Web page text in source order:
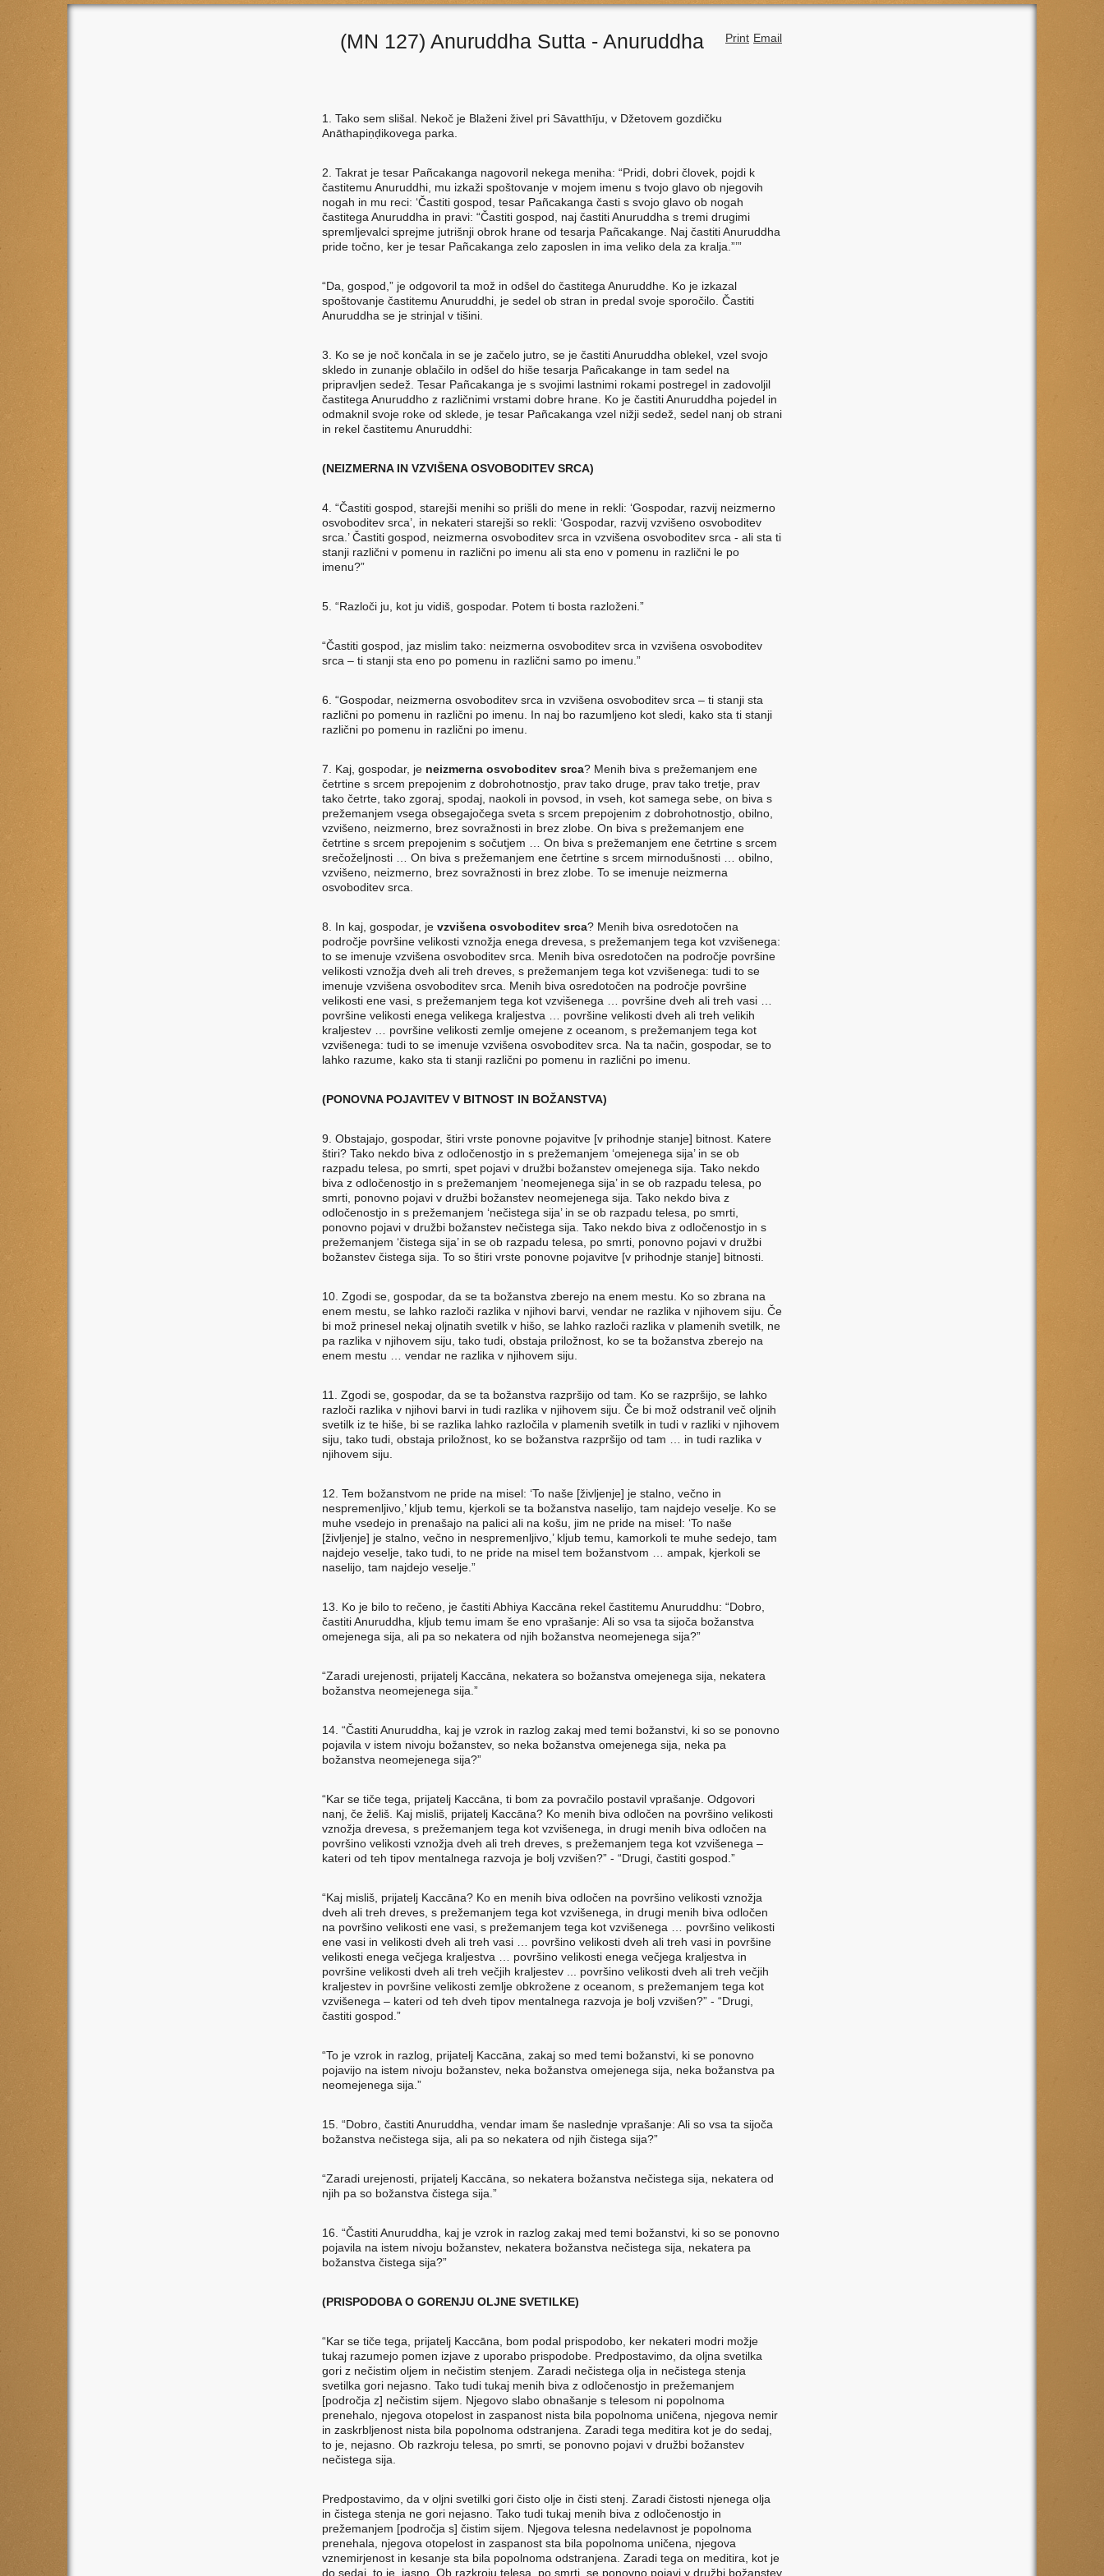
Email
Print
(MN 127) Anuruddha Sutta - Anuruddha
1. Tako sem slišal. Nekoč je Blaženi živel pri Sāvatthīju, v Džetovem gozdičku
Anāthapiṇḍikovega parka.
2. Takrat je tesar Pañcakanga nagovoril nekega meniha: “Pridi, dobri človek, pojdi k
častitemu Anuruddhi, mu izkaži spoštovanje v mojem imenu s tvojo glavo ob njegovih
nogah in mu reci: ‘Častiti gospod, tesar Pañcakanga časti s svojo glavo ob nogah
častitega Anuruddha in pravi: “Častiti gospod, naj častiti Anuruddha s tremi drugimi
spremljevalci sprejme jutrišnji obrok hrane od tesarja Pañcakange. Naj častiti Anuruddha
pride točno, ker je tesar Pañcakanga zelo zaposlen in ima veliko dela za kralja.”’”
“Da, gospod,” je odgovoril ta mož in odšel do častitega Anuruddhe. Ko je izkazal
spoštovanje častitemu Anuruddhi, je sedel ob stran in predal svoje sporočilo. Častiti
Anuruddha se je strinjal v tišini.
3. Ko se je noč končala in se je začelo jutro, se je častiti Anuruddha oblekel, vzel svojo
skledo in zunanje oblačilo in odšel do hiše tesarja Pañcakange in tam sedel na
pripravljen sedež. Tesar Pañcakanga je s svojimi lastnimi rokami postregel in zadovoljil
častitega Anuruddho z različnimi vrstami dobre hrane. Ko je častiti Anuruddha pojedel in
odmaknil svoje roke od sklede, je tesar Pañcakanga vzel nižji sedež, sedel nanj ob strani
in rekel častitemu Anuruddhi:
(NEIZMERNA IN VZVIŠENA OSVOBODITEV SRCA)
4. “Častiti gospod, starejši menihi so prišli do mene in rekli: ‘Gospodar, razvij neizmerno
osvoboditev srca’, in nekateri starejši so rekli: ‘Gospodar, razvij vzvišeno osvoboditev
srca.’ Častiti gospod, neizmerna osvoboditev srca in vzvišena osvoboditev srca - ali sta ti
stanji različni v pomenu in različni po imenu ali sta eno v pomenu in različni le po
imenu?”
5. “Razloči ju, kot ju vidiš, gospodar. Potem ti bosta razloženi.”
“Častiti gospod, jaz mislim tako: neizmerna osvoboditev srca in vzvišena osvoboditev
srca – ti stanji sta eno po pomenu in različni samo po imenu.”
6. “Gospodar, neizmerna osvoboditev srca in vzvišena osvoboditev srca – ti stanji sta
različni po pomenu in različni po imenu. In naj bo razumljeno kot sledi, kako sta ti stanji
različni po pomenu in različni po imenu.
7. Kaj, gospodar, je neizmerna osvoboditev srca? Menih biva s prežemanjem ene
četrtine s srcem prepojenim z dobrohotnostjo, prav tako druge, prav tako tretje, prav
tako četrte, tako zgoraj, spodaj, naokoli in povsod, in vseh, kot samega sebe, on biva s
prežemanjem vsega obsegajočega sveta s srcem prepojenim z dobrohotnostjo, obilno,
vzvišeno, neizmerno, brez sovražnosti in brez zlobe. On biva s prežemanjem ene
četrtine s srcem prepojenim s sočutjem … On biva s prežemanjem ene četrtine s srcem
srečoželjnosti … On biva s prežemanjem ene četrtine s srcem mirnodušnosti … obilno,
vzvišeno, neizmerno, brez sovražnosti in brez zlobe. To se imenuje neizmerna
osvoboditev srca.
8. In kaj, gospodar, je vzvišena osvoboditev srca? Menih biva osredotočen na
področje površine velikosti vznožja enega drevesa, s prežemanjem tega kot vzvišenega:
to se imenuje vzvišena osvoboditev srca. Menih biva osredotočen na področje površine
velikosti vznožja dveh ali treh dreves, s prežemanjem tega kot vzvišenega: tudi to se
imenuje vzvišena osvoboditev srca. Menih biva osredotočen na področje površine
velikosti ene vasi, s prežemanjem tega kot vzvišenega … površine dveh ali treh vasi …
površine velikosti enega velikega kraljestva … površine velikosti dveh ali treh velikih
kraljestev … površine velikosti zemlje omejene z oceanom, s prežemanjem tega kot
vzvišenega: tudi to se imenuje vzvišena osvoboditev srca. Na ta način, gospodar, se to
lahko razume, kako sta ti stanji različni po pomenu in različni po imenu.
(PONOVNA POJAVITEV V BITNOST IN BOŽANSTVA)
9. Obstajajo, gospodar, štiri vrste ponovne pojavitve [v prihodnje stanje] bitnost. Katere
štiri? Tako nekdo biva z odločenostjo in s prežemanjem ‘omejenega sija’ in se ob
razpadu telesa, po smrti, spet pojavi v družbi božanstev omejenega sija. Tako nekdo
biva z odločenostjo in s prežemanjem ‘neomejenega sija’ in se ob razpadu telesa, po
smrti, ponovno pojavi v družbi božanstev neomejenega sija. Tako nekdo biva z
odločenostjo in s prežemanjem ‘nečistega sija’ in se ob razpadu telesa, po smrti,
ponovno pojavi v družbi božanstev nečistega sija. Tako nekdo biva z odločenostjo in s
prežemanjem ‘čistega sija’ in se ob razpadu telesa, po smrti, ponovno pojavi v družbi
božanstev čistega sija. To so štiri vrste ponovne pojavitve [v prihodnje stanje] bitnosti.
10. Zgodi se, gospodar, da se ta božanstva zberejo na enem mestu. Ko so zbrana na
enem mestu, se lahko razloči razlika v njihovi barvi, vendar ne razlika v njihovem siju. Če
bi mož prinesel nekaj oljnatih svetilk v hišo, se lahko razloči razlika v plamenih svetilk, ne
pa razlika v njihovem siju, tako tudi, obstaja priložnost, ko se ta božanstva zberejo na
enem mestu … vendar ne razlika v njihovem siju.
11. Zgodi se, gospodar, da se ta božanstva razpršijo od tam. Ko se razpršijo, se lahko
razloči razlika v njihovi barvi in tudi razlika v njihovem siju. Če bi mož odstranil več oljnih
svetilk iz te hiše, bi se razlika lahko razločila v plamenih svetilk in tudi v razliki v njihovem
siju, tako tudi, obstaja priložnost, ko se božanstva razpršijo od tam … in tudi razlika v
njihovem siju.
12. Tem božanstvom ne pride na misel: ‘To naše [življenje] je stalno, večno in
nespremenljivo,’ kljub temu, kjerkoli se ta božanstva naselijo, tam najdejo veselje. Ko se
muhe vsedejo in prenašajo na palici ali na košu, jim ne pride na misel: ‘To naše
[življenje] je stalno, večno in nespremenljivo,’ kljub temu, kamorkoli te muhe sedejo, tam
najdejo veselje, tako tudi, to ne pride na misel tem božanstvom … ampak, kjerkoli se
naselijo, tam najdejo veselje.”
13. Ko je bilo to rečeno, je častiti Abhiya Kaccāna rekel častitemu Anuruddhu: “Dobro,
častiti Anuruddha, kljub temu imam še eno vprašanje: Ali so vsa ta sijoča božanstva
omejenega sija, ali pa so nekatera od njih božanstva neomejenega sija?”
“Zaradi urejenosti, prijatelj Kaccāna, nekatera so božanstva omejenega sija, nekatera
božanstva neomejenega sija.”
14. “Častiti Anuruddha, kaj je vzrok in razlog zakaj med temi božanstvi, ki so se ponovno
pojavila v istem nivoju božanstev, so neka božanstva omejenega sija, neka pa
božanstva neomejenega sija?”
“Kar se tiče tega, prijatelj Kaccāna, ti bom za povračilo postavil vprašanje. Odgovori
nanj, če želiš. Kaj misliš, prijatelj Kaccāna? Ko menih biva odločen na površino velikosti
vznožja drevesa, s prežemanjem tega kot vzvišenega, in drugi menih biva odločen na
površino velikosti vznožja dveh ali treh dreves, s prežemanjem tega kot vzvišenega –
kateri od teh tipov mentalnega razvoja je bolj vzvišen?” - “Drugi, častiti gospod.”
“Kaj misliš, prijatelj Kaccāna? Ko en menih biva odločen na površino velikosti vznožja
dveh ali treh dreves, s prežemanjem tega kot vzvišenega, in drugi menih biva odločen
na površino velikosti ene vasi, s prežemanjem tega kot vzvišenega … površino velikosti
ene vasi in velikosti dveh ali treh vasi … površino velikosti dveh ali treh vasi in površine
velikosti enega večjega kraljestva … površino velikosti enega večjega kraljestva in
površine velikosti dveh ali treh večjih kraljestev ... površino velikosti dveh ali treh večjih
kraljestev in površine velikosti zemlje obkrožene z oceanom, s prežemanjem tega kot
vzvišenega – kateri od teh dveh tipov mentalnega razvoja je bolj vzvišen?” - “Drugi,
častiti gospod.”
“To je vzrok in razlog, prijatelj Kaccāna, zakaj so med temi božanstvi, ki se ponovno
pojavijo na istem nivoju božanstev, neka božanstva omejenega sija, neka božanstva pa
neomejenega sija.”
15. “Dobro, častiti Anuruddha, vendar imam še naslednje vprašanje: Ali so vsa ta sijoča
božanstva nečistega sija, ali pa so nekatera od njih čistega sija?”
“Zaradi urejenosti, prijatelj Kaccāna, so nekatera božanstva nečistega sija, nekatera od
njih pa so božanstva čistega sija.”
16. “Častiti Anuruddha, kaj je vzrok in razlog zakaj med temi božanstvi, ki so se ponovno
pojavila na istem nivoju božanstev, nekatera božanstva nečistega sija, nekatera pa
božanstva čistega sija?”
(PRISPODOBA O GORENJU OLJNE SVETILKE)
“Kar se tiče tega, prijatelj Kaccāna, bom podal prispodobo, ker nekateri modri možje
tukaj razumejo pomen izjave z uporabo prispodobe. Predpostavimo, da oljna svetilka
gori z nečistim oljem in nečistim stenjem. Zaradi nečistega olja in nečistega stenja
svetilka gori nejasno. Tako tudi tukaj menih biva z odločenostjo in prežemanjem
[področja z] nečistim sijem. Njegovo slabo obnašanje s telesom ni popolnoma
prenehalo, njegova otopelost in zaspanost nista bila popolnoma uničena, njegova nemir
in zaskrbljenost nista bila popolnoma odstranjena. Zaradi tega meditira kot je do sedaj,
to je, nejasno. Ob razkroju telesa, po smrti, se ponovno pojavi v družbi božanstev
nečistega sija.
Predpostavimo, da v oljni svetilki gori čisto olje in čisti stenj. Zaradi čistosti njenega olja
in čistega stenja ne gori nejasno. Tako tudi tukaj menih biva z odločenostjo in
prežemanjem [področja s] čistim sijem. Njegova telesna nedelavnost je popolnoma
prenehala, njegova otopelost in zaspanost sta bila popolnoma uničena, njegova
vznemirjenost in kesanje sta bila popolnoma odstranjena. Zaradi tega on meditira, kot je
do sedaj, to je, jasno. Ob razkroju telesa, po smrti, se ponovno pojavi v družbi božanstev